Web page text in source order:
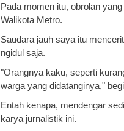
Pada momen itu, obrolan
Walikota Metro.
Saudara jauh saya itu
ngidul saja.
"Orangnya kaku, seperti
warga yang didatanginya,"
Entah kenapa, mendengar
karya jurnalistik ini.